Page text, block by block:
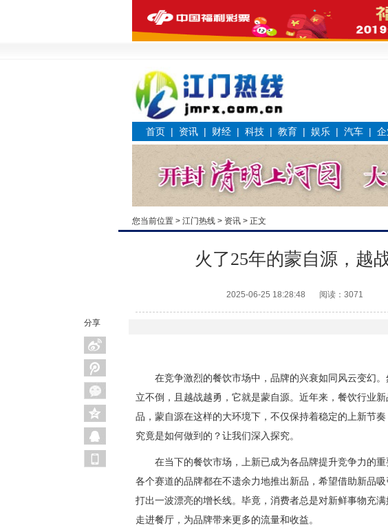
首页 | 资讯 | 财经 | 科技 | 教育 | 娱乐 | 汽车 |
您当前位置 > 江门热线 > 资讯 > 正文
分享
火了25年的蒙自源，越
2025-06-25 18:28:48 阅读：3071
在竞争激烈的餐饮市场中，品牌的兴衰如同风云变幻
立不倒，且越战越勇，它就是蒙自源。近年来，餐饮行业
品，蒙自源在这样的大环境下，不仅保持着稳定的上新节
究竟是如何做到的？让我们深入探究。
在当下的餐饮市场，上新已成为各品牌提升竞争力的
各个赛道的品牌都在不遗余力地推出新品，希望借助新品
打出一波漂亮的增长线。毕竟，消费者总是对新鲜事物充
走进餐厅，为品牌带来更多的流量和收益。